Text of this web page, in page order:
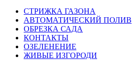
СТРИЖКА ГАЗОНА
АВТОМАТИЧЕСКИЙ ПОЛИВ
ОБРЕЗКА САДА
КОНТАКТЫ
ОЗЕЛЕНЕНИЕ
ЖИВЫЕ ИЗГОРОДИ